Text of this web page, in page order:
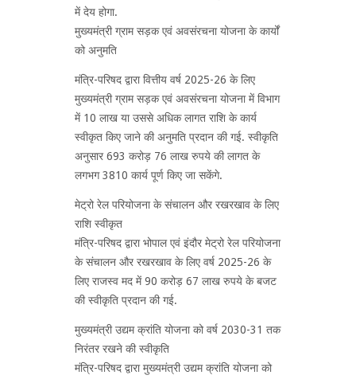
में देय होगा.
मुख्यमंत्री ग्राम सड़क एवं अवसंरचना योजना के कार्यों
को अनुमति
मंत्रि-परिषद द्वारा वित्तीय वर्ष 2025-26 के लिए
मुख्यमंत्री ग्राम सड़क एवं अवसंरचना योजना में विभाग
में 10 लाख या उससे अधिक लागत राशि के कार्य
स्वीकृत किए जाने की अनुमति प्रदान की गई. स्वीकृति
अनुसार 693 करोड़ 76 लाख रुपये की लागत के
लगभग 3810 कार्य पूर्ण किए जा सकेंगे.
मेट्रो रेल परियोजना के संचालन और रखरखाव के लिए
राशि स्वीकृत
मंत्रि-परिषद द्वारा भोपाल एवं इंदौर मेट्रो रेल परियोजना
के संचालन और रखरखाव के लिए वर्ष 2025-26 के
लिए राजस्व मद में 90 करोड़ 67 लाख रुपये के बजट
की स्वीकृति प्रदान की गई.
मुख्यमंत्री उद्यम क्रांति योजना को वर्ष 2030-31 तक
निरंतर रखने की स्वीकृति
मंत्रि-परिषद द्वारा मुख्यमंत्री उद्यम क्रांति योजना को